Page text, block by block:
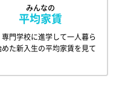
みんなの
平均家賃
門学校に進学して一人暮ら
めた新入生の平均家賃を見て